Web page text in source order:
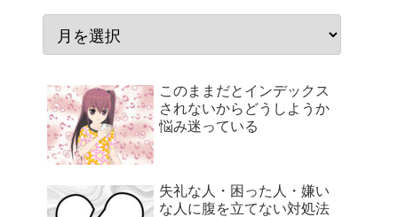
このままだとインデックス
されないからどうしようか
悩み迷っている
失礼な人・困った人・嫌い
な人に腹を立てない対処法